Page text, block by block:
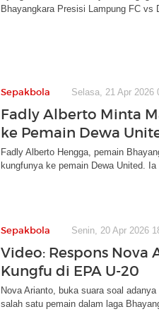
Bhayangkara Presisi Lampung FC vs
Sepakbola Selasa, 21 Apr 2026
Fadly Alberto Minta
ke Pemain Dewa
Fadly Alberto Hengga, pemain
kungfunya ke pemain Dewa United.
Sepakbola Senin, 20 Apr 2026
Video: Respons Nova
Kungfu di EPA U-20
Nova Arianto, buka suara soal
salah satu pemain dalam laga